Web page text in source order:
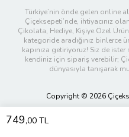
749,00 TL
Türkiye’nin önde gelen online
Çiçeksepeti’nde, ihtiyacınız
Çikolata, Hediye, Kişiye Özel
kategoride aradığınız binlerce
kapınıza getiriyoruz! Siz de
kendiniz için sipariş verebilir;
dünyasıyla tanışarak
Copyright © 2026